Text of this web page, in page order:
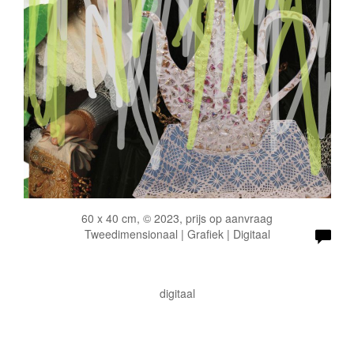
60 x 40 cm, © 2023, prijs op aanvraag
Tweedimensionaal | Grafiek | Digitaal
digitaal